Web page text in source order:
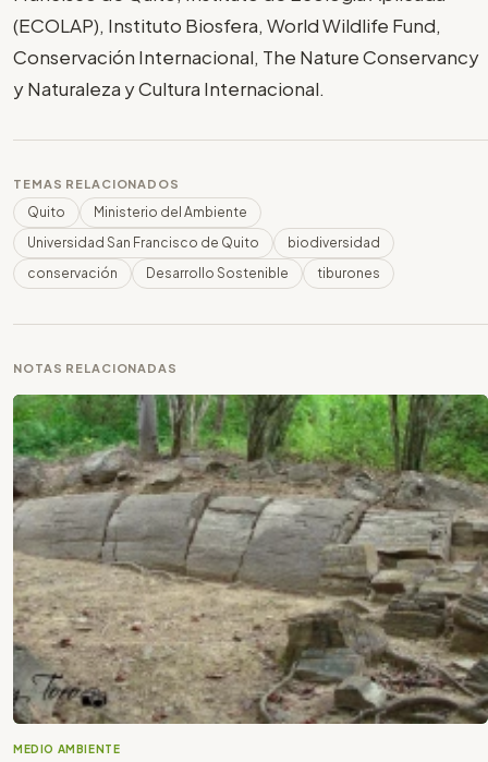
(ECOLAP), Instituto Biosfera, World Wildlife Fund,
Conservación Internacional, The Nature Conservancy
y Naturaleza y Cultura Internacional.
TEMAS RELACIONADOS
Quito
Ministerio del Ambiente
Universidad San Francisco de Quito
biodiversidad
conservación
Desarrollo Sostenible tiburones
NOTAS RELACIONADAS
MEDIO AMBIENTE